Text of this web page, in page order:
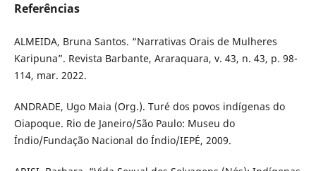
Referências
ALMEIDA, Bruna Santos. “Narrativas Orais de Mulheres
Karipuna”. Revista Barbante, Araraquara, v. 43, n. 43, p. 98-
114, mar. 2022.
ANDRADE, Ugo Maia (Org.). Turé dos povos indígenas do
Oiapoque. Rio de Janeiro/São Paulo: Museu do
Índio/Fundação Nacional do Índio/IEPÉ, 2009.